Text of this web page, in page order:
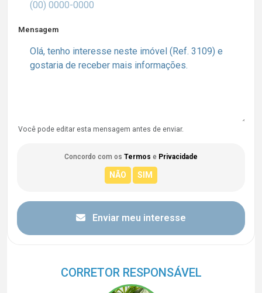
Mensagem
Você pode editar esta mensagem antes de enviar.
Concordo com os Termos e Privacidade
Enviar meu interesse
CORRETOR RESPONSÁVEL